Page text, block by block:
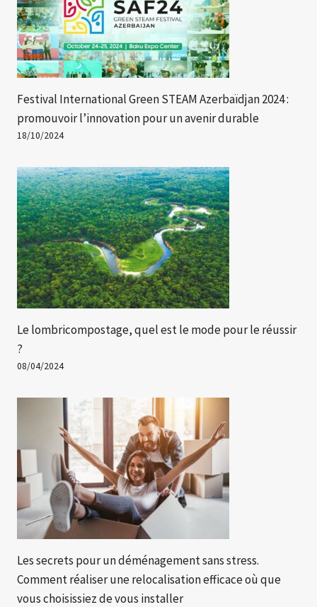
Festival International Green STEAM Azerbaïdjan 2024 :
promouvoir l’innovation pour un avenir durable
18/10/2024
Le lombricompostage, quel est le mode pour le réussir
?
08/04/2024
Les secrets pour un déménagement sans stress.
Comment réaliser une relocalisation efficace où que
vous choisissiez de vous installer